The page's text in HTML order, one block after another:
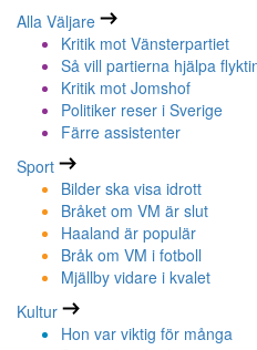
Alla Väljare
Kritik mot Vänsterpartiet
Så vill partierna hjälpa
Kritik mot Jomshof
Politiker reser i Sverige
Färre assistenter
Sport
Bilder ska visa idrott
Bråket om VM är slut
Haaland är populär
Bråk om VM i fotboll
Mjällby vidare i kvalet
Kultur
Hon var viktig för många